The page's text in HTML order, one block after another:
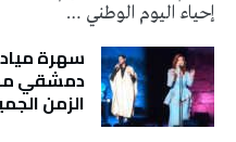
إحياء اليوم الوطني …
سهرة
دمشقي
الزمن